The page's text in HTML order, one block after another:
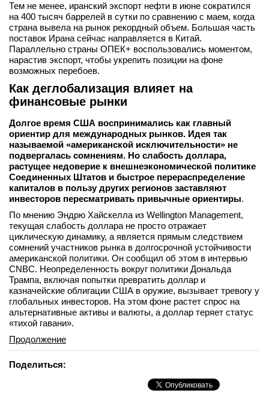
Тем не менее, иранский экспорт нефти в июне сократился
на 400 тысяч баррелей в сутки по сравнению с маем, когда
страна вывела на рынок рекордный объем. Большая часть
поставок Ирана сейчас направляется в Китай.
Параллельно страны ОПЕК+ воспользовались моментом,
нарастив экспорт, чтобы укрепить позиции на фоне
возможных перебоев.
Как деглобализация влияет на
финансовые рынки
Долгое время США воспринимались как главный
ориентир для международных рынков. Идея так
называемой «американской исключительности» не
подвергалась сомнениям. Но слабость доллара,
растущее недоверие к внешнеэкономической политике
Соединенных Штатов и быстрое перераспределение
капиталов в пользу других регионов заставляют
инвесторов пересматривать привычные ориентиры.
По мнению Эндрю Хайскелла из Wellington Management,
текущая слабость доллара не просто отражает
циклическую динамику, а является прямым следствием
сомнений участников рынка в долгосрочной устойчивости
американской политики. Он сообщил об этом в интервью
CNBC. Неопределенность вокруг политики Дональда
Трампа, включая попытки превратить доллар и
казначейские облигации США в оружие, вызывает тревогу у
глобальных инвесторов. На этом фоне растет спрос на
альтернативные активы и валюты, а доллар теряет статус
«тихой гавани».
Продолжение
Поделиться: